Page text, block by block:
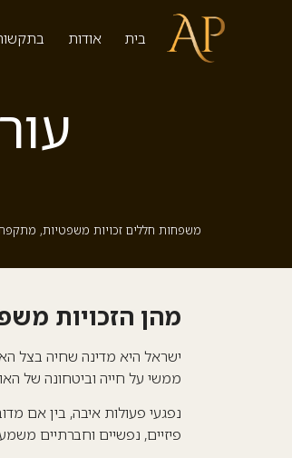
בית אודות
משפחות חללים זכויות משפטיות,
מהן הזכויות
ישראל היא מדינה שחיה בצל
ממשי על חייה וביטחונה של
נפגעי פעולות איבה, בין אם
פיזיים, נפשיים וחברתיים